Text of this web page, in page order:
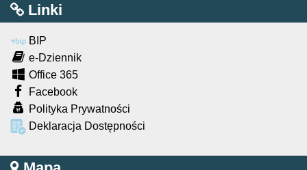
Linki
BIP
e-Dziennik
Office 365
Facebook
Polityka Prywatności
Deklaracja Dostępności